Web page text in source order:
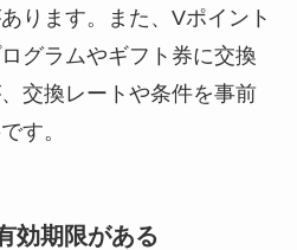
ります。また、Vポイント
グラムやギフト券に交換
交換レートや条件を事前
す。
効期限がある